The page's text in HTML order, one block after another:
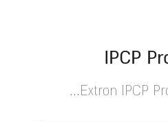
IPCP
Extron IPCP